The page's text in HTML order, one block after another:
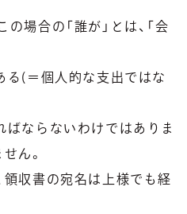
場合の「誰が」とは、「会
る(＝個人的な支出ではな
ばならないわけではありま
ん。
領収書の宛名は上様でも経